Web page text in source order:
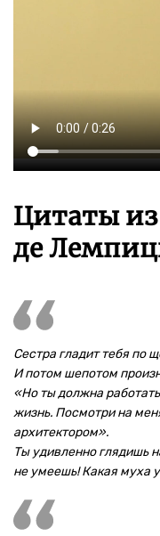
Цитаты
де
Сестра гладит тебя по
И потом шепотом
«Но ты должна
жизнь. Посмотри на
архитектором».
Ты удивленно глядишь
не умеешь! Какая муха